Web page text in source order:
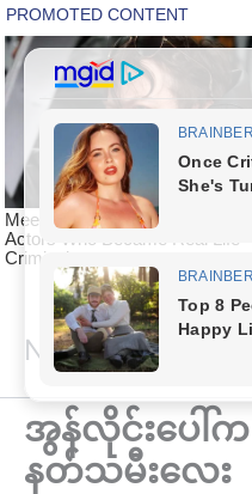
content
National Article
အွန်လိုင်းပေါ်
နတ်သမီးလေး